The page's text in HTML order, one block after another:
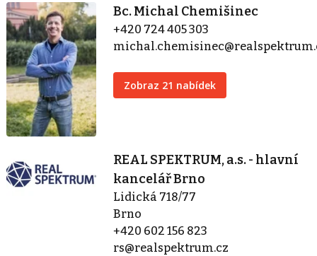
Bc. Michal Chemišinec
+420 724 405 303
Zobraz 21 nabídek
REAL SPEKTRUM, a.s. - hlavní
kancelář Brno
Lidická 718/77
Brno
+420 602 156 823
rs@realspektrum.cz